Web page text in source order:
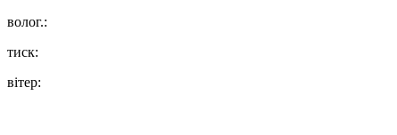
волог.:
тиск:
вітер: